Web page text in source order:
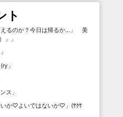
ト
えるのか？今日は帰るか…」 美
」
」
」
」
ス 」
か♡よいではないか♡」(ｻｸｻ